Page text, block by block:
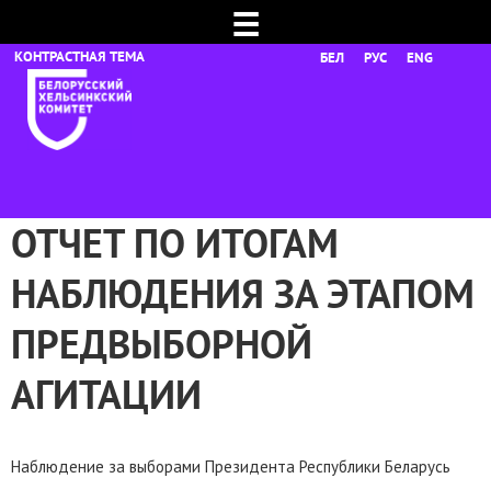
☰
БЕЛ РУС ENG
ОТЧЕТ ПО ИТОГАМ
НАБЛЮДЕНИЯ ЗА ЭТАПОМ
ПРЕДВЫБОРНОЙ
АГИТАЦИИ
Наблюдение за выборами Президента Республики Беларусь